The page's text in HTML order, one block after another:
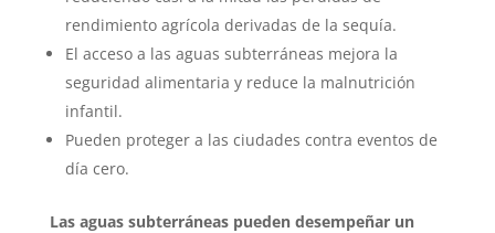
rendimiento agrícola derivadas de la sequía.
El acceso a las aguas subterráneas mejora la
seguridad alimentaria y reduce la malnutrición
infantil.
Pueden proteger a las ciudades contra eventos de
día cero.
Las aguas subterráneas pueden desempeñar un